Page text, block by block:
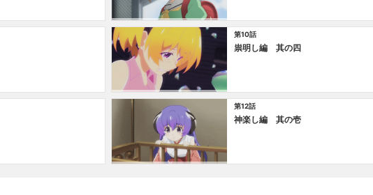
第10話
祟明し編 其の四
第12話
神楽し編 其の壱